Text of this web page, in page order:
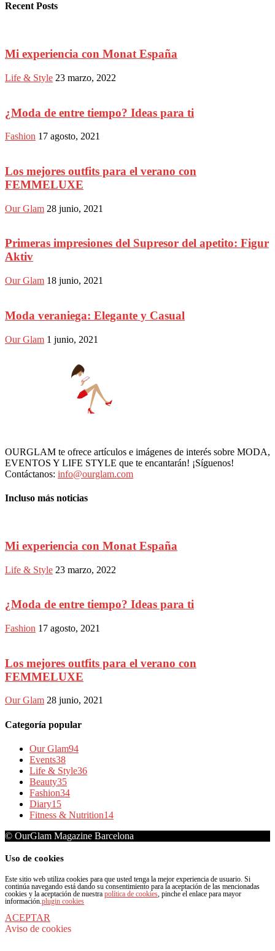
Recent Posts
Mi experiencia con Monat España
Life & Style 23 marzo, 2022
¿Moda de entre tiempo? Ideas para ti
Fashion 17 agosto, 2021
Los mejores outfits para el verano con
FEMMELUXE
Our Glam 28 junio, 2021
Primeras impresiones del Supresor del apetito: Figur
Aktiv
Our Glam 18 junio, 2021
Moda veraniega: Elegante y Casual
Our Glam 1 junio, 2021
OURGLAM te ofrece artículos e imágenes de interés sobre MODA,
EVENTOS Y LIFE STYLE que te encantarán! ¡Síguenos!
Contáctanos: info@ourglam.com
Incluso más noticias
Mi experiencia con Monat España
Life & Style 23 marzo, 2022
¿Moda de entre tiempo? Ideas para ti
Fashion 17 agosto, 2021
Los mejores outfits para el verano con
FEMMELUXE
Our Glam 28 junio, 2021
Categoría popular
Our Glam94
Events38
Life & Style36
Beauty35
Fashion34
Diary15
Fitness & Nutrition14
© OurGlam Magazine Barcelona
Uso de cookies
Este sitio web utiliza cookies para que usted tenga la mejor experiencia de usuario. Si
continúa navegando está dando su consentimiento para la aceptación de las mencionadas
cookies y la aceptación de nuestra política de cookies, pinche el enlace para mayor
información.plugin cookies
ACEPTAR
Aviso de cookies